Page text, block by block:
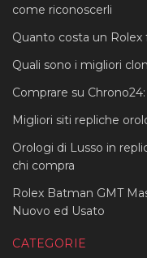
come riconoscerli
Quanto costa un Rolex
Quali sono i migliori
Comprare su
Migliori siti repliche
Orologi di Lusso in
chi compra
Rolex Batman GMT
Nuovo ed Usato
CATEGORIE